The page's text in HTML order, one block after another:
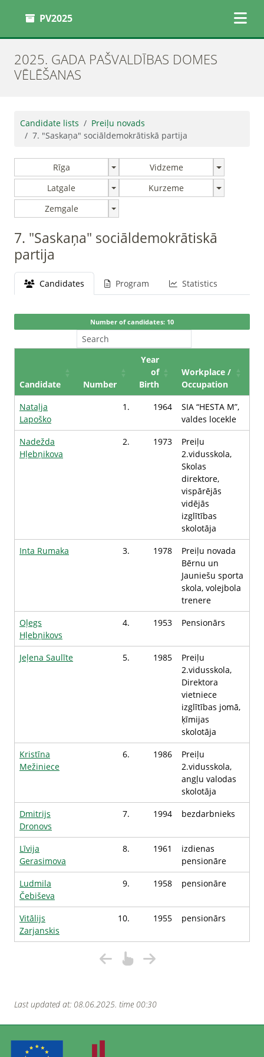
PV2025
2025. GADA PAŠVALDĪBAS DOMES
VĒLĒŠANAS
Candidate lists
Preiļu novads
7. "Saskaņa" sociāldemokrātiskā partija
Rīga
Vidzeme
Latgale
Kurzeme
Zemgale
7. "Saskaņa" sociāldemokrātiskā
partija
Candidates Program Statistics
Number of candidates: 10
Candidate Number
Year
of
Birth
Workplace /
Occupation
Nataļja
Lapoško
1. 1964
SIA “HESTA M”,
valdes locekle
Nadežda
Hļebņikova
2. 1973
Preiļu
2.vidusskola,
Skolas
direktore,
vispārējās
vidējās
izglītības
skolotāja
Inta Rumaka
3. 1978
Preiļu novada
Bērnu un
Jauniešu sporta
skola, volejbola
trenere
Oļegs
Hļebņikovs
4. 1953 Pensionārs
Jeļena Saulīte 5. 1985
Preiļu
2.vidusskola,
Direktora
vietniece
izglītības jomā,
ķīmijas
skolotāja
Kristīna
Mežiniece
6. 1986
Preiļu
2.vidusskola,
angļu valodas
skolotāja
Dmitrijs
Dronovs
7. 1994 bezdarbnieks
Līvija
Gerasimova
8. 1961
izdienas
pensionāre
Ludmila
Čebiševa
9. 1958 pensionāre
Vitālijs
Zarjanskis
10. 1955 pensionārs
Last updated at: 08.06.2025. time 00:30